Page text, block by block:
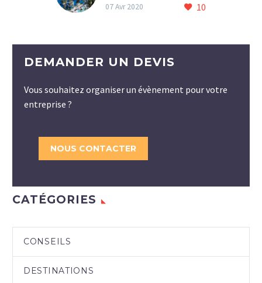
Beach, Golf & Casino
10
07 Avr 2020
DEMANDER UN DEVIS
Vous souhaitez organiser un évènement pour votre
entreprise ?
NOUS CONTACTER
CATÉGORIES
CONSEILS
DESTINATIONS